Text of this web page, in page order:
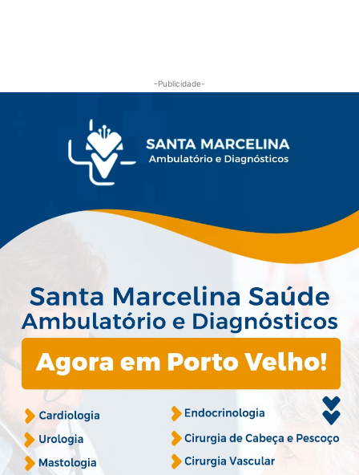
-Publicidade-